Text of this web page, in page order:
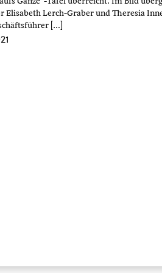
Elisabeth Lerch-Graber und Theresia
[…]